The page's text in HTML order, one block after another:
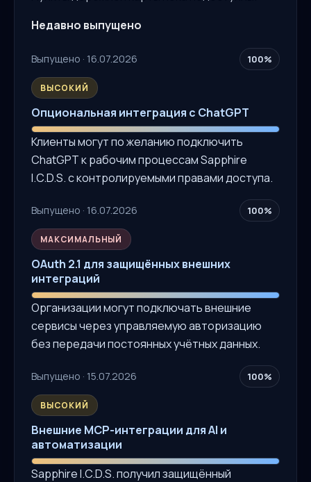
Недавно выпущено
Выпущено · 16.07.2026 100%
ВЫСОКИЙ
Опциональная интеграция с ChatGPT
Клиенты могут по желанию подключить
ChatGPT к рабочим процессам Sapphire
I.C.D.S. с контролируемыми правами доступа.
Выпущено · 16.07.2026 100%
МАКСИМАЛЬНЫЙ
OAuth 2.1 для защищённых внешних
интеграций
Организации могут подключать внешние
сервисы через управляемую авторизацию
без передачи постоянных учётных данных.
Выпущено · 15.07.2026 100%
ВЫСОКИЙ
Внешние MCP-интеграции для AI и
автоматизации
Sapphire I.C.D.S. получил защищённый